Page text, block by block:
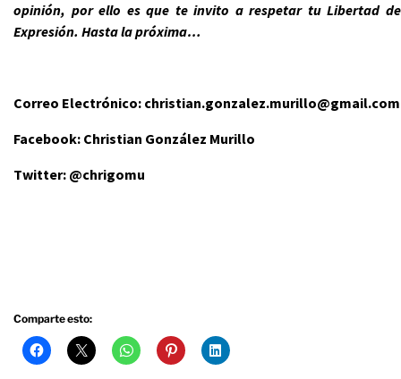
opinión, por ello es que te invito a respetar tu Libertad de
Expresión. Hasta la próxima…
Correo Electrónico: christian.gonzalez.murillo@gmail.com
Facebook: Christian González Murillo
Twitter: @chrigomu
Comparte esto: